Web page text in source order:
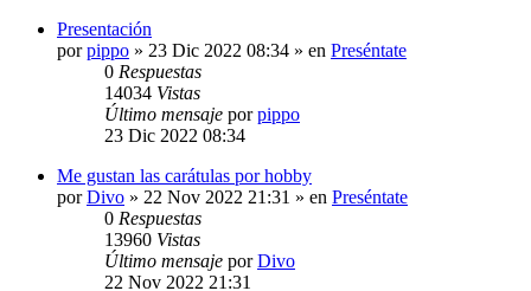
Presentación
porpippo » 23 Dic 2022 08:34 » en Preséntate
0 Respuestas
14034 Vistas
Último mensaje porpippo
23 Dic 2022 08:34
Me gustan las carátulas por hobby
porDivo » 22 Nov 2022 21:31 » en Preséntate
0 Respuestas
13960 Vistas
Último mensaje porDivo
22 Nov 2022 21:31